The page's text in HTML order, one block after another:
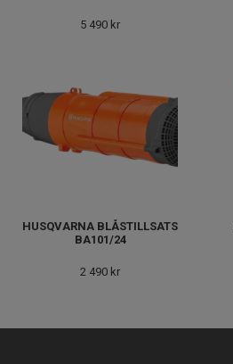
5 490 kr
HUSQVARNA BLÅSTILLSATS
BA101/24
2 490 kr